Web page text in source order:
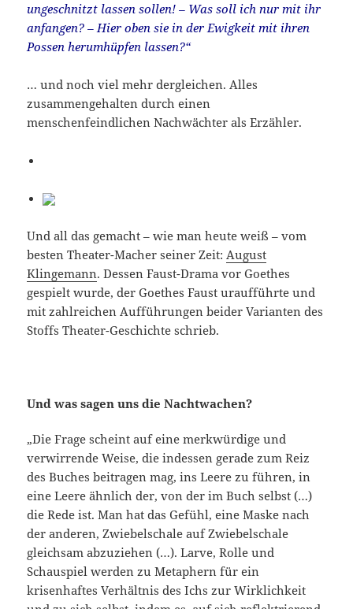
ungeschnitzt lassen sollen! – Was soll ich nur mit ihr
anfangen? – Hier oben sie in der Ewigkeit mit ihren
Possen herumhüpfen lassen?“
… und noch viel mehr dergleichen. Alles
zusammengehalten durch einen
menschenfeindlichen Nachwächter als Erzähler.
Und all das gemacht – wie man heute weiß – vom
besten Theater-Macher seiner Zeit:August
Klingemann. Dessen Faust-Drama vor Goethes
gespielt wurde, der Goethes Faust uraufführte und
mit zahlreichen Aufführungen beider Varianten des
Stoffs Theater-Geschichte schrieb.
Und was sagen uns die Nachtwachen?
„Die Frage scheint auf eine merkwürdige und
verwirrende Weise, die indessen gerade zum Reiz
des Buches beitragen mag, ins Leere zu führen, in
eine Leere ähnlich der, von der im Buch selbst (…)
die Rede ist. Man hat das Gefühl, eine Maske nach
der anderen, Zwiebelschale auf Zwiebelschale
gleichsam abzuziehen (…). Larve, Rolle und
Schauspiel werden zu Metaphern für ein
krisenhaftes Verhältnis des Ichs zur Wirklichkeit